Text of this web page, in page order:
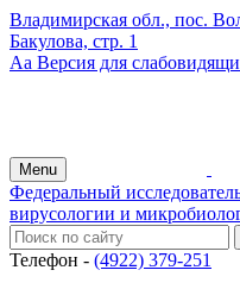
Владимирская обл., пос.
Бакулова, стр. 1
Аа Версия для
Menu
Федеральный
вирусологии и
Телефон - (4922) 379-251